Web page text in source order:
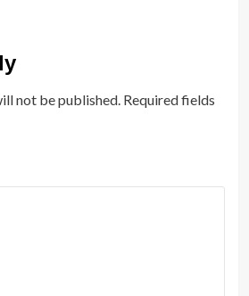
not be published. Required fields